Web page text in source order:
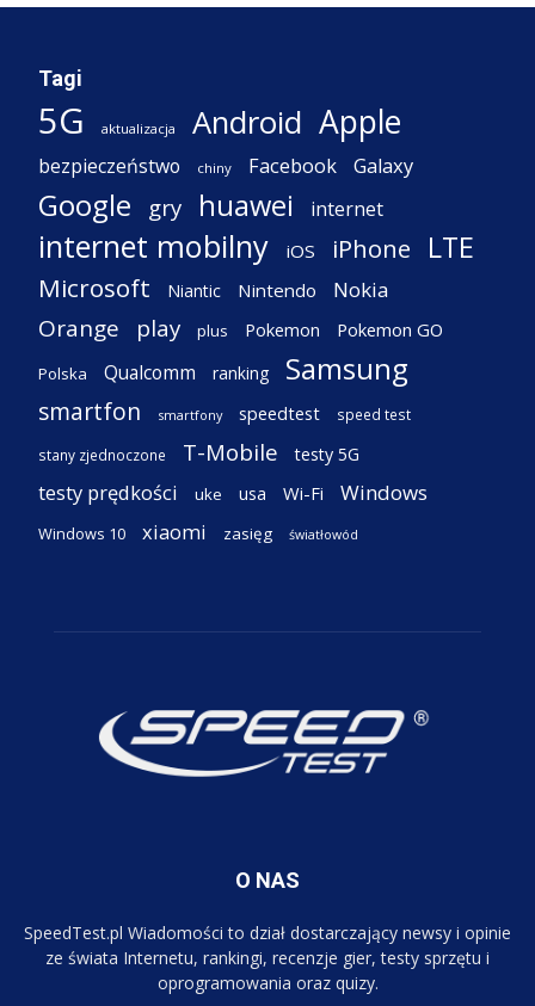
Tagi
5G aktualizacja Android Apple
bezpieczeństwo chiny Facebook Galaxy
Google gry huawei internet
internet mobilny iOS iPhone LTE
Microsoft Niantic Nintendo Nokia
Orange play plus Pokemon Pokemon GO
Polska Qualcomm ranking Samsung
smartfon smartfony speedtest speed test
stany zjednoczone T-Mobile testy 5G
testy prędkości uke usa Wi-Fi Windows
Windows 10 xiaomi zasięg światłowód
O NAS
SpeedTest.pl Wiadomości to dział dostarczający newsy i opinie
ze świata Internetu, rankingi, recenzje gier, testy sprzętu i
oprogramowania oraz quizy.